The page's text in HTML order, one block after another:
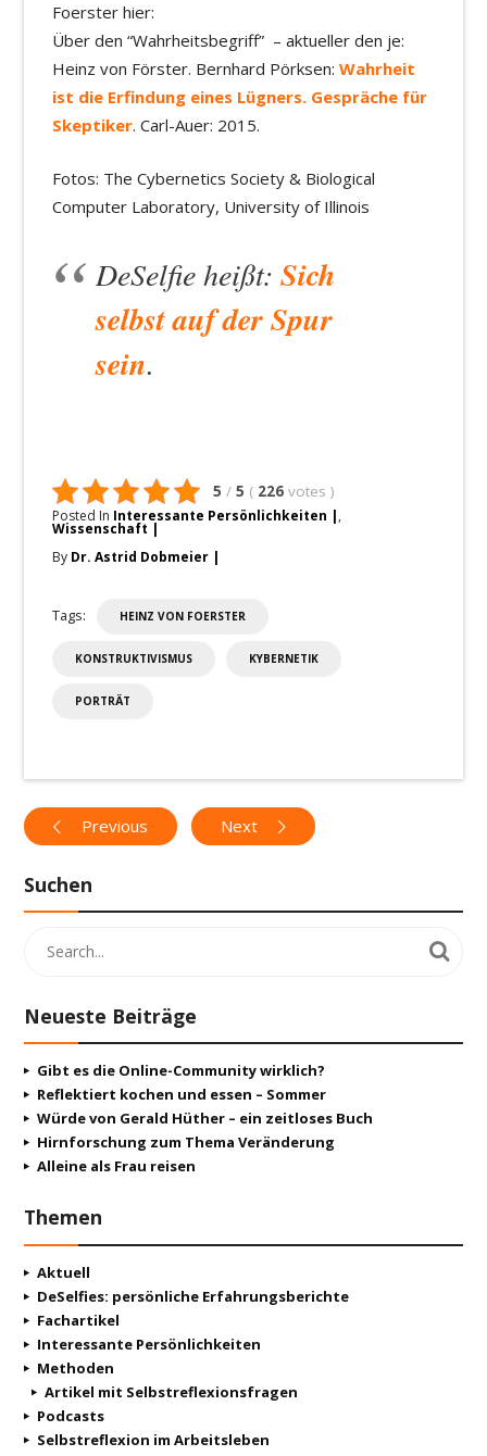
Foerster hier:
Über den “Wahrheitsbegriff” – aktueller den je:
Heinz von Förster. Bernhard Pörksen: Wahrheit
ist die Erfindung eines Lügners. Gespräche für
Skeptiker. Carl-Auer: 2015.
Fotos: The Cybernetics Society & Biological
Computer Laboratory, University of Illinois
DeSelfie heißt: Sich
selbst auf der Spur
sein.
5 / 5 ( 226 votes )
Posted In Interessante Persönlichkeiten ,
Wissenschaft
By Dr. Astrid Dobmeier
Tags: HEINZ VON FOERSTER
KONSTRUKTIVISMUS KYBERNETIK
PORTRÄT
Previous Next
Suchen
Neueste Beiträge
Gibt es die Online-Community wirklich?
Reflektiert kochen und essen – Sommer
Würde von Gerald Hüther – ein zeitloses Buch
Hirnforschung zum Thema Veränderung
Alleine als Frau reisen
Themen
Aktuell
DeSelfies: persönliche Erfahrungsberichte
Fachartikel
Interessante Persönlichkeiten
Methoden
Artikel mit Selbstreflexionsfragen
Podcasts
Selbstreflexion im Arbeitsleben